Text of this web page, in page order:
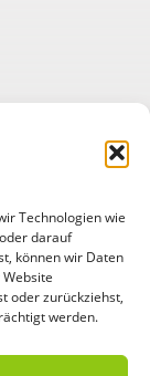
Technologien wie
darauf
können wir Daten
oder zurückziehst,
werden.